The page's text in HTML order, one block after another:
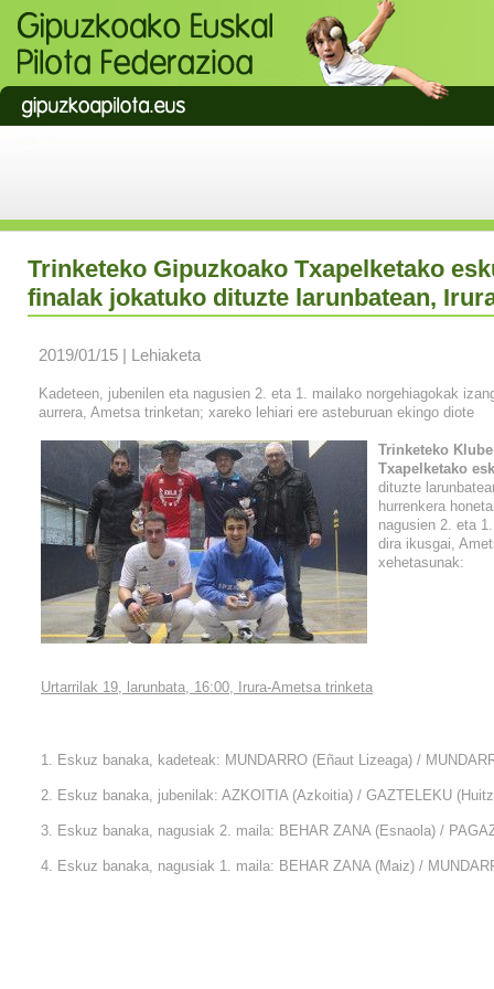
Trinketeko Gipuzkoako Txapelketako
finalak jokatuko dituzte larunbatean,
2019/01/15 | Lehiaketa
Kadeteen, jubenilen eta nagusien 2. eta 1. mailako norgehiagokak
aurrera, Ametsa trinketan; xareko lehiari ere asteburuan ekingo diote
Trinketeko
Txapelketako
dituzte
hurrenkera
nagusien 2. eta
dira ikusgai,
xehetasunak:
Urtarrilak 19, larunbata, 16:00, Irura-Ametsa trinketa
1. Eskuz banaka, kadeteak: MUNDARRO (Eñaut Lizeaga) /
2. Eskuz banaka, jubenilak: AZKOITIA (Azkoitia) / GAZTELEKU
3. Eskuz banaka, nagusiak 2. maila: BEHAR ZANA (Esnaola) /
4. Eskuz banaka, nagusiak 1. maila: BEHAR ZANA (Maiz) /